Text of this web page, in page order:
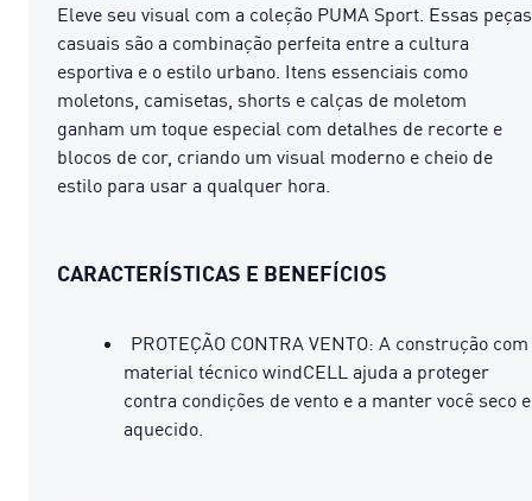
Eleve seu visual com a coleção PUMA Sport. Essas peças
casuais são a combinação perfeita entre a cultura
esportiva e o estilo urbano. Itens essenciais como
moletons, camisetas, shorts e calças de moletom
ganham um toque especial com detalhes de recorte e
blocos de cor, criando um visual moderno e cheio de
estilo para usar a qualquer hora.
CARACTERÍSTICAS E BENEFÍCIOS
PROTEÇÃO CONTRA VENTO: A construção com
material técnico windCELL ajuda a proteger
contra condições de vento e a manter você seco e
aquecido.